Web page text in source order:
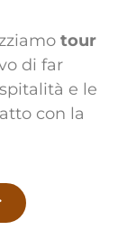
tour
di far
e le
con la